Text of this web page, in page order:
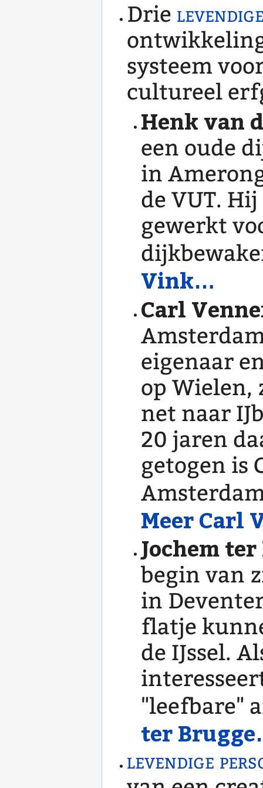
Drie
systeem
cultureel
Henk van
een oude
in
de VUT.
gewerkt
Vink…
Carl
eigenaar
op Wielen,
net naar
20 jaren
getogen is
Meer Carl
Jochem
begin van
in
flatje
de IJssel.
"leefbare"
ter
levendige